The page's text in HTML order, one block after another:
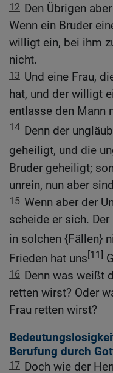
12 Den Übrigen
Wenn ein Bruder
willigt ein, bei ihm
nicht.
13 Und eine Frau,
hat, und der willigt
entlasse den Mann
14 Denn der
geheiligt, und die
Bruder geheiligt;
unrein, nun aber
15 Wenn aber der
scheide er sich.
in solchen {Fällen}
Frieden hat uns[11]
16 Denn was weißt
retten wirst? Oder
Frau retten wirst?
Berufung durch
17 Doch wie der